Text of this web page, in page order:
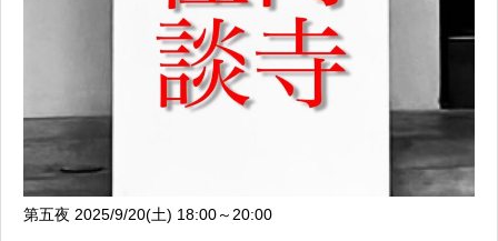
第五夜 2025/9/20(土) 18:00～20:00